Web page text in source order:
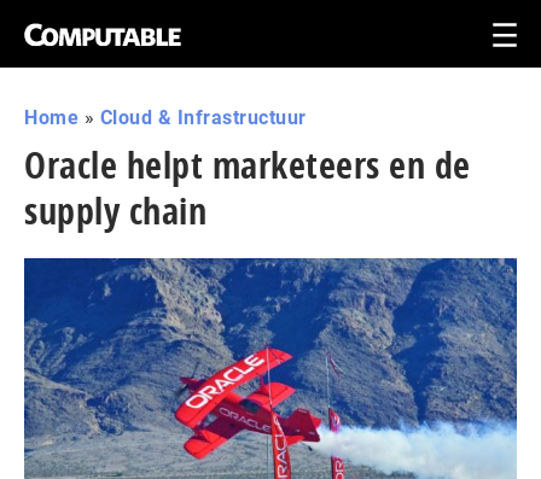
Home » Cloud & Infrastructuur
Oracle helpt marketeers en de
supply chain